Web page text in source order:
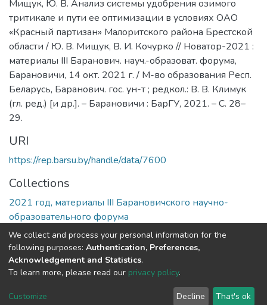
Мищук, Ю. В. Анализ системы удобрения озимого
тритикале и пути ее оптимизации в условиях ОАО
«Красный партизан» Малоритского района Брестской
области / Ю. В. Мищук, В. И. Кочурко // Новатор-2021 :
материалы III Баранович. науч.-образоват. форума,
Барановичи, 14 окт. 2021 г. / М-во образования Респ.
Беларусь, Баранович. гос. ун-т ; редкол.: В. В. Климук
(гл. ред.) [и др.]. – Барановичи : БарГУ, 2021. – С. 28–
29.
URI
https://rep.barsu.by/handle/data/7600
Collections
2021 год, материалы III Барановичского научно-
образовательного форума
Full item page
DSpace software copyright © 2002-2026
Cookie
End User
Send
We collect and process your personal information for the
following purposes: Authentication, Preferences,
Acknowledgement and Statistics.
To learn more, please read our privacy policy.
Customize Decline That's ok